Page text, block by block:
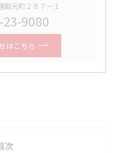
取元町２８７ー１
9080
はこちら
次